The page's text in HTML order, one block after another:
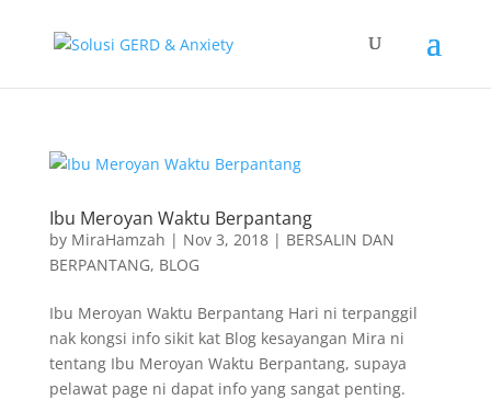
Ibu Meroyan Waktu Berpantang
by MiraHamzah | Nov 3, 2018| BERSALIN DAN
BERPANTANG, BLOG
Ibu Meroyan Waktu Berpantang Hari ni terpanggil
nak kongsi info sikit kat Blog kesayangan Mira ni
tentang Ibu Meroyan Waktu Berpantang, supaya
pelawat page ni dapat info yang sangat penting.